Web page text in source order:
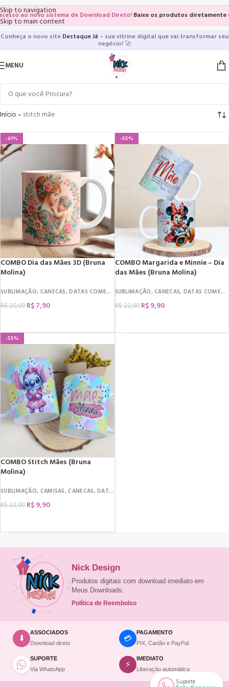
Skip to navigation
Skip to main content
ao novo sistema de Download Direto!Baixe os produtos diretamente
Conheça o novo site Destaque Já – sua vitrine digital que vai transformar seu
negócio!🚀
MENU
Início» stitch mãe
-61%
COMBO Dia das Mães 3D (Bruna
Molina)
SUBLIMAÇÃO, CANECAS,DATAS COMEMORATIVAS ,DIA DAS MÃES
R$20,00 R$7,90
-55%
COMBO Margarida e Minnie – Dia
das Mães (Bruna Molina)
SUBLIMAÇÃO,CANECAS, DATAS COMEMORATIVAS
R$22,00 R$9,90
-55%
COMBO Stitch Mães (Bruna
Molina)
SUBLIMAÇÃO, CAMISAS,CANECAS, DATAS COMEMORATIVAS
R$22,00 R$9,90
Suporte
Nick Design
Produtos digitais com download imediato em
Meus Downloads.
Política de Reembolso
⬇
ASSOCIADOS
Download direto
💳
PAGAMENTO
PIX, Cartão e PayPal
SUPORTE
Via WhatsApp
⚡
IMEDIATO
Liberação automática